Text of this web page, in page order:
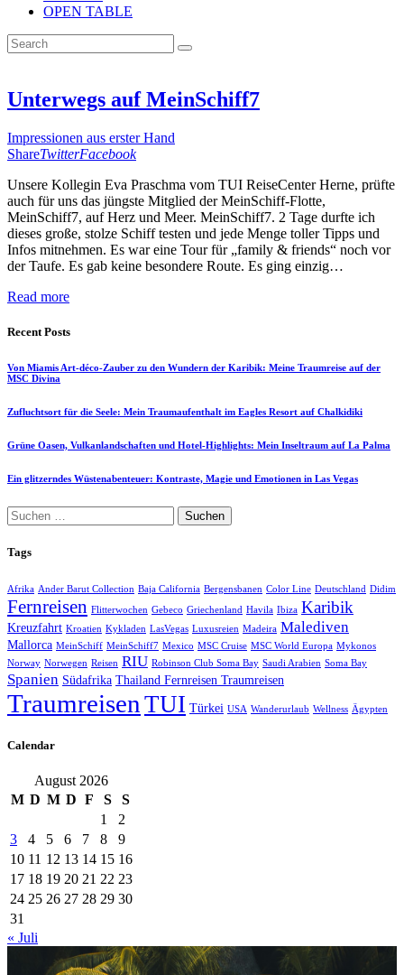
OPEN TABLE
Unterwegs auf MeinSchiff7
Impressionen aus erster Hand
ShareTwitterFacebook
Unsere Kollegin Eva Praschma vom TUI ReiseCenter Herne, prüfte
auch für uns das jüngste Mitglied der MeinSchiff-Flotte,
MeinSchiff7, auf Herz und Meer. MeinSchiff7. 2 Tage durfte ich
dieses große, stolze Schiff testen und jede Menge toller Tipps und
Infos mitnehmen. Es war eine Tour für „family & friends“ noch vor
der Taufe. Es gab keine besondere Route. Es ging einzig…
Read more
Recent Posts
Von Miamis Art-déco-Zauber zu den Wundern der Karibik: Meine Traumreise auf der
MSC Divina
Zufluchtsort für die Seele: Mein Traumaufenthalt im Eagles Resort auf Chalkidiki
Grüne Oasen, Vulkanlandschaften und Hotel-Highlights: Mein Inseltraum auf La Palma
Ein glitzerndes Wüstenabenteuer: Kontraste, Magie und Emotionen in Las Vegas
Suchen
nach:
Tags
Afrika Ander Barut Collection Baja California Bergensbanen Color Line Deutschland Didim
Fernreisen Flitterwochen Gebeco Griechenland Havila Ibiza Karibik
Kreuzfahrt Kroatien Kykladen LasVegas Luxusreien Madeira Malediven
Mallorca MeinSchiff MeinSchiff7 Mexico MSC Cruise MSC World Europa Mykonos
Norway Norwegen Reisen RIU Robinson Club Soma Bay Saudi Arabien Soma Bay
Spanien Südafrika Thailand Fernreisen Traumreisen
Traumreisen TUI Türkei USA Wanderurlaub Wellness Ägypten
Calendar
August 2026
M D M D F S
S
1
2
3
4 5 6 7 8
9
10 11 12 13 14 15 16
17 18 19 20 21 22 23
24 25 26 27 28 29 30
31
« Juli